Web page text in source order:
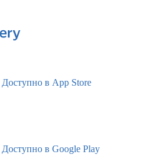
Доступно в App Store
Доступно в Google Play